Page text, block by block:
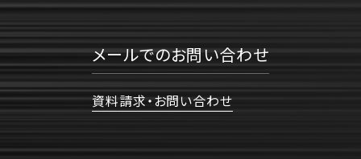
メールでのお問い合わせ
資料請求・お問い合わせ